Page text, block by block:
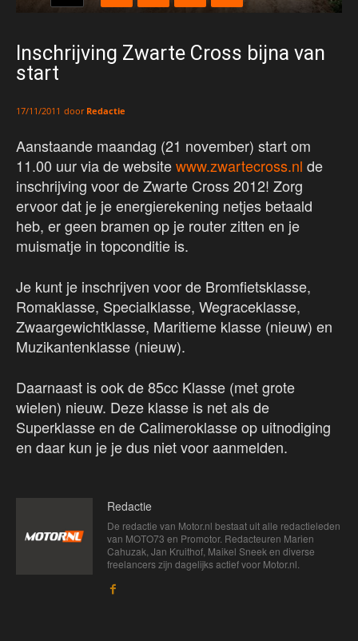
Inschrijving Zwarte Cross bijna van
start
17/11/2011 door Redactie
Aanstaande maandag (21 november) start om
11.00 uur via de websitewww.zwartecross.nl de
inschrijving voor de Zwarte Cross 2012! Zorg
ervoor dat je je energierekening netjes betaald
heb, er geen bramen op je router zitten en je
muismatje in topconditie is.
Je kunt je inschrijven voor de Bromfietsklasse,
Romaklasse, Specialklasse, Wegraceklasse,
Zwaargewichtklasse, Maritieme klasse (nieuw) en
Muzikantenklasse (nieuw).
Daarnaast is ook de 85cc Klasse (met grote
wielen) nieuw. Deze klasse is net als de
Superklasse en de Calimeroklasse op uitnodiging
en daar kun je je dus niet voor aanmelden.
Redactie
De redactie van Motor.nl bestaat uit alle redactieleden
van MOTO73 en Promotor. Redacteuren Marien
Cahuzak, Jan Kruithof, Maikel Sneek en diverse
freelancers zijn dagelijks actief voor Motor.nl.